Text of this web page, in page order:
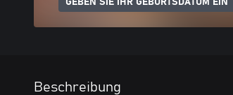
GEBEN SIE IHR GEBURTSDATUM EIN
Beschreibung